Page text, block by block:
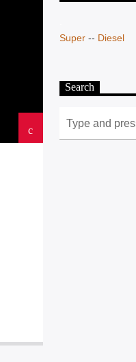
Super-- Diesel
Search